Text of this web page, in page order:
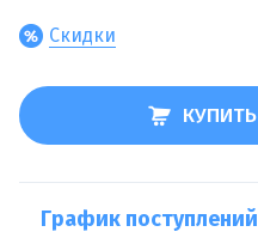
Скидки
КУПИТЬ
График поступлений